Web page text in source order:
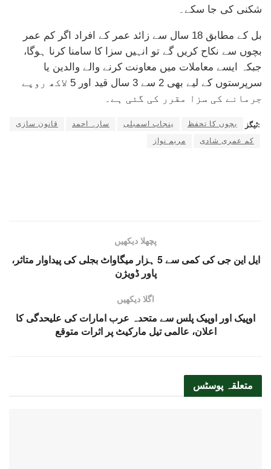
شکنی کی جا سکے۔
بل کے مطابق 18 سال سے زائد عمر کے افراد اگر کم عمر
بچوں سے نکاح کریں گے تو انہیں سزا کا سامنا کرنا ہوگا،
جبکہ ایسے معاملات میں معاونت کرنے والے والدین یا
سرپرستوں کے لیے بھی 2 سے 3 سال قید اور 5 لاکھ روپے
جرمانے کی سزا مقرر کی گئی ہے۔
ٹیگز: بچوں کا تحفظ پنجاب اسمبلی سارہ احمد
قانون سازی
کم عمری شادی
مریم نواز
پچھلا دیکھیں
ایل این جی کی کمی سے 5 ہزار میگاواٹ بجلی کی پیداوار متاثر،
پاور ڈویژن
اگلا دیکھیں
اوپیک اور اوپیک پلس سے متحدہ عرب امارات کی علیحدگی کا
اعلان، عالمی تیل مارکیٹ پر اثرات متوقع
متعلقہ پوسٹس